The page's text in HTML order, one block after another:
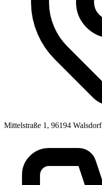
Mittelstraße 1, 96194 Walsdorf